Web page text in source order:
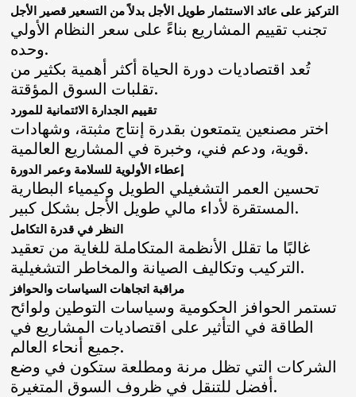
التركيز على عائد الاستثمار طويل الأجل بدلاً من التسعير قصير الأجل
تجنب تقييم المشاريع بناءً على سعر النظام الأولي
وحده.
تُعد اقتصاديات دورة الحياة أكثر أهمية بكثير من
تقلبات السوق المؤقتة.
تقييم الجدارة الائتمانية للمورد
اختر مصنعين يتمتعون بقدرة إنتاج مثبتة، وشهادات
قوية، ودعم فني، وخبرة في المشاريع العالمية.
إعطاء الأولوية للسلامة وعمر الدورة
تحسين العمر التشغيلي الطويل وكيمياء البطارية
المستقرة لأداء مالي طويل الأجل بشكل كبير.
النظر في قدرة التكامل
غالبًا ما تقلل الأنظمة المتكاملة للغاية من تعقيد
التركيب وتكاليف الصيانة والمخاطر التشغيلية.
مراقبة اتجاهات السياسات والحوافز
تستمر الحوافز الحكومية وسياسات التوطين ولوائح
الطاقة في التأثير على اقتصاديات المشاريع في
جميع أنحاء العالم.
الشركات التي تظل مرنة ومطلعة ستكون في وضع
أفضل للتنقل في ظروف السوق المتغيرة.